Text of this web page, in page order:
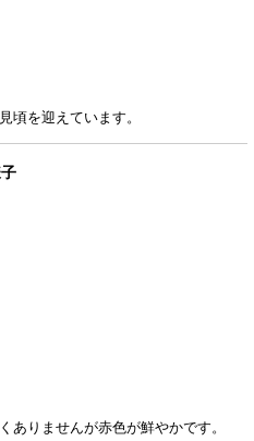
頃を迎えています。
ありませんが赤色が鮮やかです。